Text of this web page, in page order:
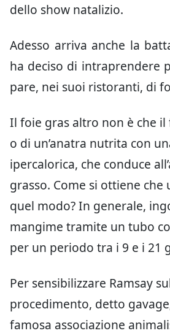
dello show natalizio.
Adesso arriva anche la
ha deciso di intraprendere
pare, nei suoi ristoranti, di
Il foie gras altro non è che il
o di un’anatra nutrita con
ipercalorica, che conduce
grasso. Come si ottiene che
quel modo? In generale,
mangime tramite un tubo
per un periodo tra i 9 e i 21
Per sensibilizzare Ramsay
procedimento, detto
famosa associazione